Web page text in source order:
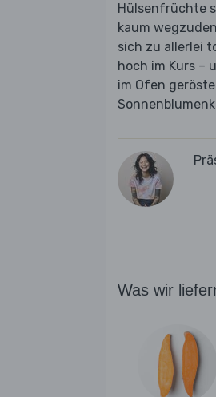
Hülsenfrüchte
kaum
sich zu allerlei
hoch im Kurs –
im Ofen
Was wir